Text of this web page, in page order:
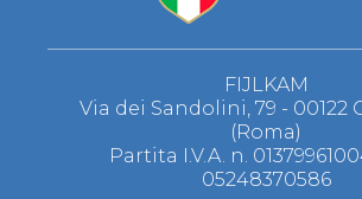
FIJLKAM
Via dei Sandolini, 79 - 00122
(Roma)
Partita I.V.A. n.
05248370586